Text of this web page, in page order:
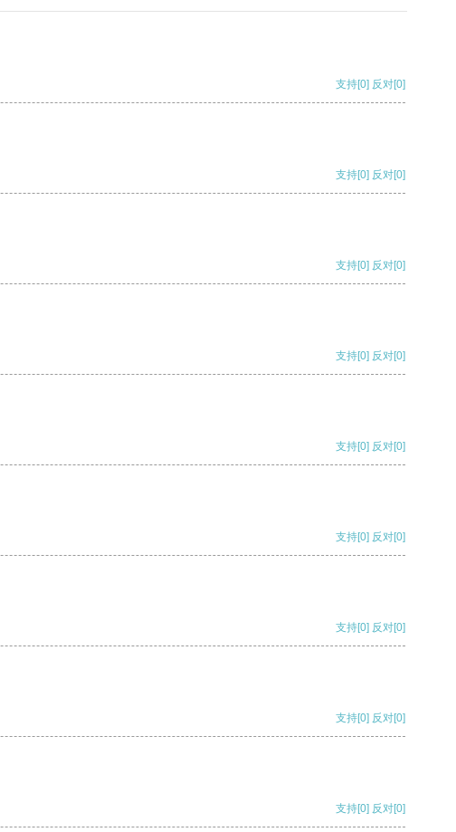
支持[0] 反对[0]
支持[0] 反对[0]
支持[0] 反对[0]
支持[0] 反对[0]
支持[0] 反对[0]
支持[0] 反对[0]
支持[0] 反对[0]
支持[0] 反对[0]
支持[0] 反对[0]